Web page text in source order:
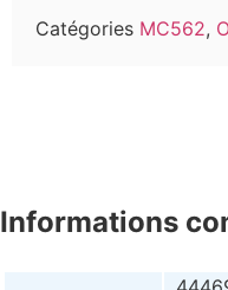
Catégories MC562,
Informations